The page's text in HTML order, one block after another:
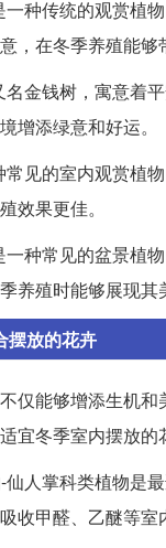
种传统的观赏植
，在冬季养殖能够
金钱树，寓意着
增添绿意和好运。
见的室内观赏植
效果更佳。
种常见的盆景植
养殖时能够展现其
摆放的花卉
仅能够增添生机和
宜冬季室内摆放的
仙人掌科类植物是
收甲醛、乙醚等室